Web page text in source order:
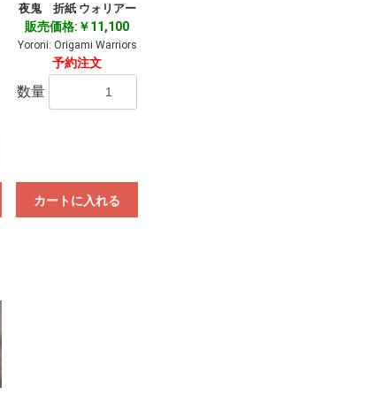
夜鬼 折紙 ウォリアー
販売価格:￥11,100
Yoroni: Origami Warriors
予約注文
数量
カートに入れる